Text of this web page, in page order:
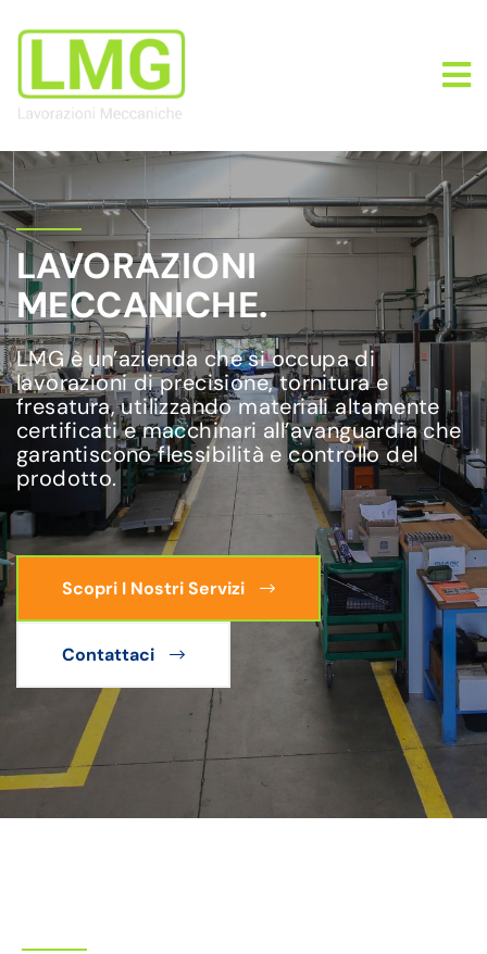
LAVORAZIONI
MECCANICHE.
LMG è un’azienda che si occupa di
lavorazioni di precisione, tornitura e
fresatura, utilizzando materiali altamente
certificati e macchinari all’avanguardia che
garantiscono flessibilità e controllo del
prodotto.
Scopri I Nostri Servizi
Contattaci